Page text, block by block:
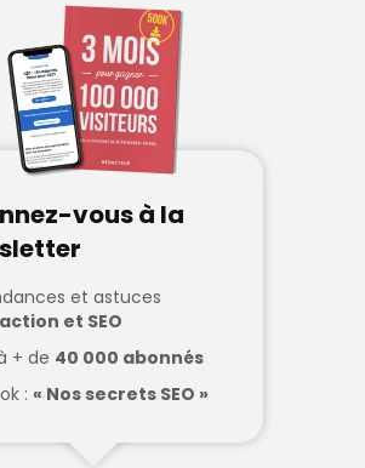
vous à la
et astuces
et SEO
+ de 40 000 abonnés
: « Nos secrets SEO »